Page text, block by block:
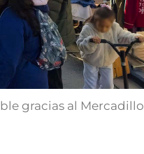
gracias al Mercadillo